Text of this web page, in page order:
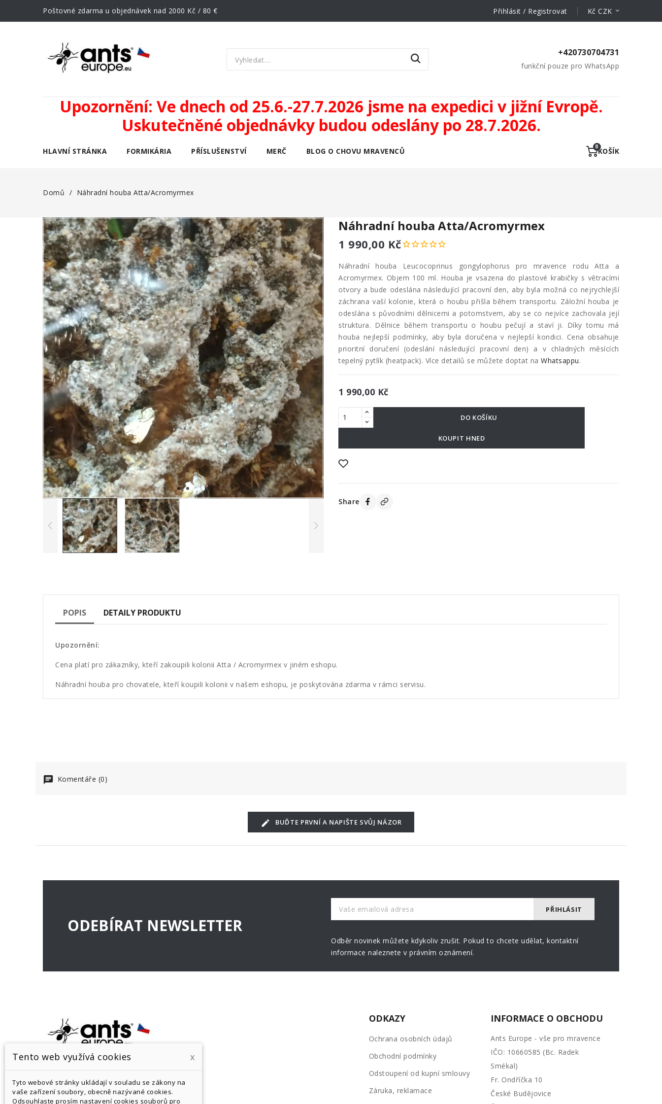
Poštovné zdarma u objednávek nad 2000 Kč / 80 € Přihlásit / Registrovat Kč CZK
+420730704731
funkční pouze pro WhatsApp
Upozornění: Ve dnech od 25.6.-27.7.2026 jsme na expedici v jižní Evropě.
Uskutečněné objednávky budou odeslány po 28.7.2026.
HLAVNÍ STRÁNKA FORMIKÁRIA PŘÍSLUŠENSTVÍ MERČ BLOG O CHOVU MRAVENCŮ KOŠÍK
Domů Náhradní houba Atta/Acromyrmex
Náhradní houba Atta/Acromyrmex
1 990,00 Kč
Náhradní houba Leucocoprinus gongylophorus pro mravence rodu Atta a
Acromyrmex. Objem 100 ml. Houba je vsazena do plastové krabičky s větracími
otvory a bude odeslána následující pracovní den, aby byla možná co nejrychlejší
záchrana vaší kolonie, která o houbu přišla během transportu. Záložní houba je
odeslána s původními dělnicemi a potomstvem, aby se co nejvíce zachovala její
struktura. Dělnice během transportu o houbu pečují a staví ji. Díky tomu má
houba nejlepší podmínky, aby byla doručena v nejlepší kondici. Cena obsahuje
prioritní doručení (odeslání následující pracovní den) a v chladných měsících
tepelný pytlík (heatpack). Více detailů se můžete doptat na Whatsappu.
1 990,00 Kč
DO KOŠÍKU
KOUPIT HNED
Share
POPIS DETAILY PRODUKTU
Upozornění:
Cena platí pro zákazníky, kteří zakoupili kolonii Atta / Acromyrmex v jiném eshopu.
Náhradní houba pro chovatele, kteří koupili kolonii v našem eshopu, je poskytována zdarma v rámci servisu.
Komentáře (0)
BUĎTE PRVNÍ A NAPIŠTE SVŮJ NÁZOR
ODEBÍRAT NEWSLETTER
Odběr novinek můžete kdykoliv zrušit. Pokud to chcete udělat, kontaktní
informace naleznete v právním oznámení.
Europe věříme, že úspěšný chov začíná u
špičkového zázemí. Naše vybavení stavíme na
ODKAZY
Ochrana osobních údajů
Obchodní podmínky
Odstoupení od kupní smlouvy
Záruka, reklamace
INFORMACE O OBCHODU
Ants Europe - vše pro mravence
IČO: 10660585 (Bc. Radek
Smékal)
Fr. Ondříčka 10
České Budějovice
Tento web využívá cookies x
Tyto webové stránky ukládají v souladu se zákony na
vaše zařízení soubory, obecně nazývané cookies.
Odsouhlaste prosím nastavení cookies souborů pro